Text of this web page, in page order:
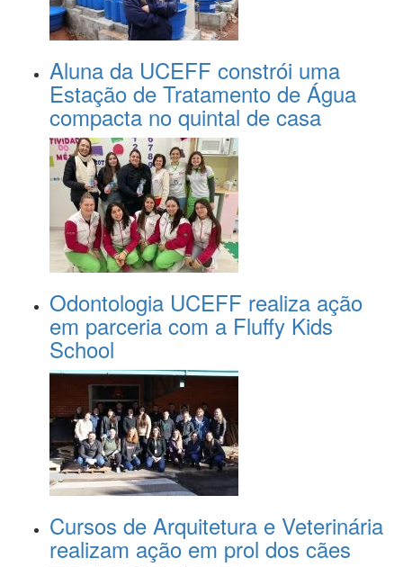
Aluna da UCEFF constrói uma
Estação de Tratamento de Água
compacta no quintal de casa
Odontologia UCEFF realiza ação
em parceria com a Fluffy Kids
School
Cursos de Arquitetura e Veterinária
realizam ação em prol dos cães